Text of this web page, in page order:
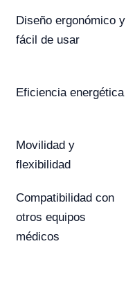
Diseño ergonómico y
fácil de usar
Eficiencia energética
Movilidad y
flexibilidad
Compatibilidad con
otros equipos
médicos